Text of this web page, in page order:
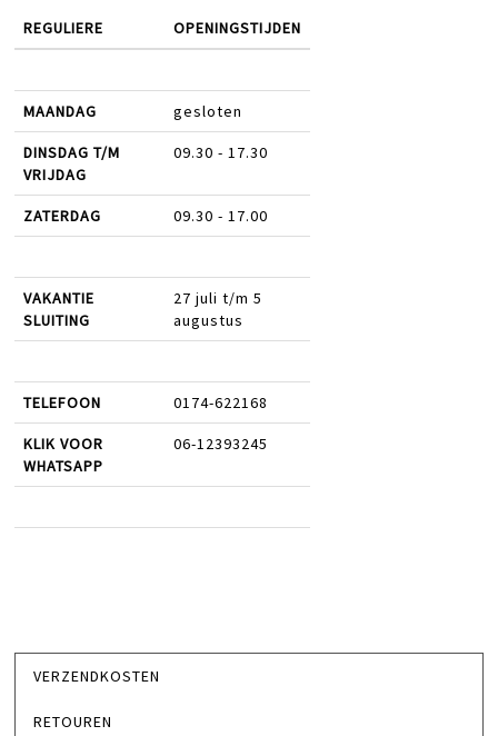
REGULIERE OPENINGSTIJDEN
MAANDAG gesloten
DINSDAG T/M
VRIJDAG
09.30 - 17.30
ZATERDAG 09.30 - 17.00
VAKANTIE
SLUITING
27 juli t/m 5
augustus
TELEFOON 0174-622168
KLIK VOOR
WHATSAPP
06-12393245
VERZENDKOSTEN
RETOUREN